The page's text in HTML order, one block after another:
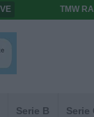
TMW
Serie B Serie